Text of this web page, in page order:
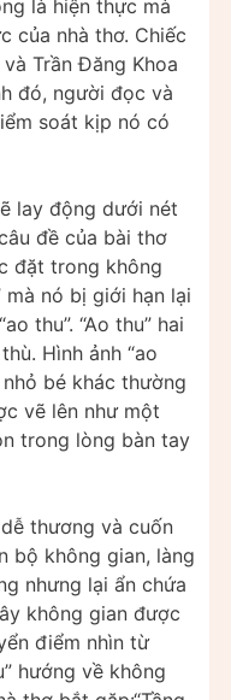
là hiện thực mà
của nhà thơ. Chiếc
Trần Đăng Khoa
đó, người đọc và
soát kịp nó có
lay động dưới nét
đề của bài thơ
đặt trong không
mà nó bị giới hạn lại
thu”. “Ao thu” hai
Hình ảnh “ao
bé khác thường
vẽ lên như một
trong lòng bàn tay
thương và cuốn
bộ không gian, làng
nhưng lại ẩn chứa
không gian được
điểm nhìn từ
hướng về không